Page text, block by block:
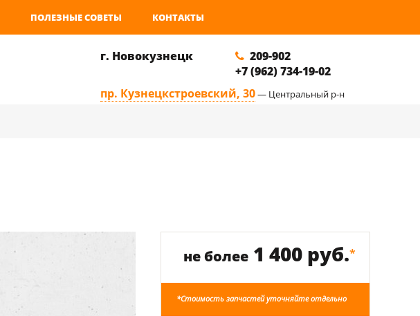
ПОЛЕЗНЫЕ СОВЕТЫ КОНТАКТЫ
г. Новокузнецк
209-902
+7 (962) 734-19-02
пр. Кузнецкстроевский, 30— Центральный р-н
не более 1 400 руб.*
*Стоимость запчастей уточняйте отдельно